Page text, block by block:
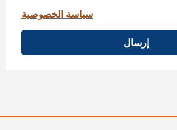
سياسة الخصوصية
إرسال